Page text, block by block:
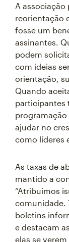
A
reorientação
fosse um
assinantes.
podem
com ideias
orientação,
Quando
participantes
ajudar no
como líderes
As taxas de
mantido a
“Atribuímos
comunidade.
boletins
e destacam
elas se